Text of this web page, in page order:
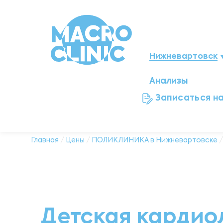
Нижневартовск
Мегион
Сургут
Анализы
Записаться
Главная / Цены / ПОЛИКЛИНИКА в Нижневартовске
Детская